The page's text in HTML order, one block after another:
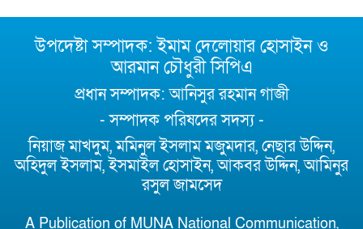
উপদেষ্টা সম্পাদক: ইমাম দেলোয়ার হোসাইন ও
আরমান চৌধুরী সিপিএ
প্রধান সম্পাদক: আনিসুর রহমান গাজী
- সম্পাদক পরিষদের সদস্য -
নিয়াজ মাখদুম, মমিনুল ইসলাম মজুমদার, নেছার উদ্দিন,
অহিদুল ইসলাম, ইসমাইল হোসাইন, আকবর উদ্দিন, আমিনুর
রসুল জামসেদ
A Publication of MUNA National Communication,